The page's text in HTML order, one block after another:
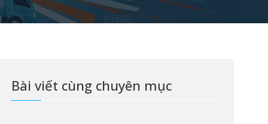
Bài viết cùng chuyên mục